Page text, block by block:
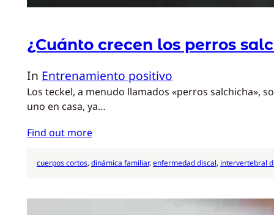
¿Cuánto crecen los perros
In Entrenamiento positivo
Los teckel, a menudo llamados «perros salchicha»,
uno en casa, ya…
Find out more
cuerpos cortos, dinámica familiar, enfermedad discal, intervertebral